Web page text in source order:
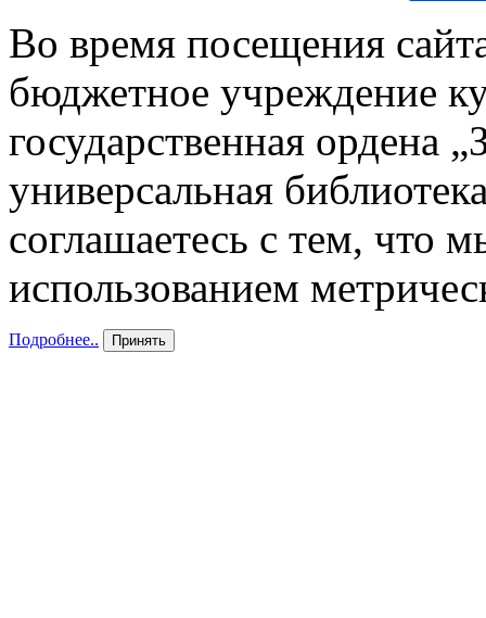
Во время посещения
бюджетное учреждение
государственная ордена
универсальная
соглашаетесь с тем, что
использованием
Подробнее.. Принять